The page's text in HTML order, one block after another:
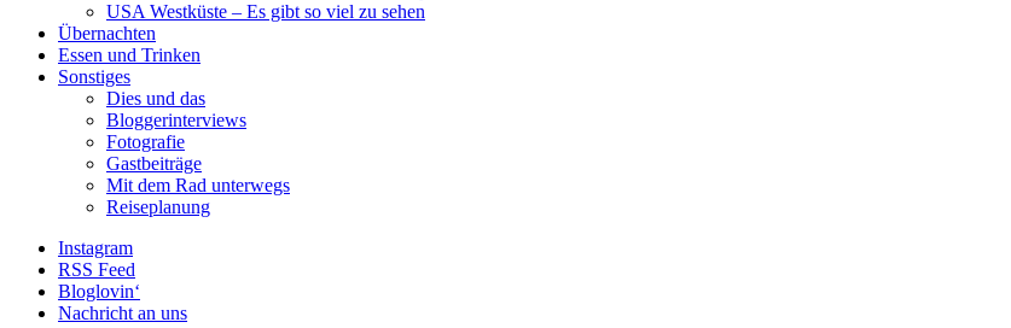
USA Westküste – Es gibt so viel zu sehen
Übernachten
Essen und Trinken
Sonstiges
Dies und das
Bloggerinterviews
Fotografie
Gastbeiträge
Mit dem Rad unterwegs
Reiseplanung
Instagram
RSS Feed
Bloglovin‘
Nachricht an uns